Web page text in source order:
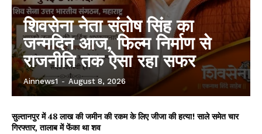
शिवसेना नेता संतोष सिंह का
जन्मदिन आज, फिल्म निर्माण से
राजनीति तक ऐसा रहा सफर
Ainnews1 - August 8, 2026
सुल्तानपुर में 48 लाख की जमीन की रकम के लिए जीजा की हत्या! साले समेत चार
गिरफ्तार, तालाब में फेंका था शव